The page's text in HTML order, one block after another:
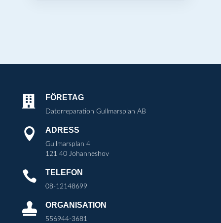
 FÖRETAG
Datorreparation Gullmarsplan AB
 ADRESS
Gullmarsplan 4
121 40 Johanneshov
 TELEFON
08-12148699
 ORGANISATION
556944-3681